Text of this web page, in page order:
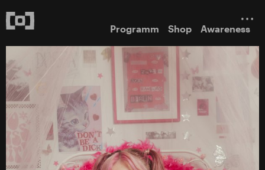
Programm Shop Awareness